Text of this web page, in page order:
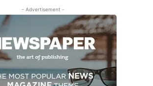
- Advertisement -